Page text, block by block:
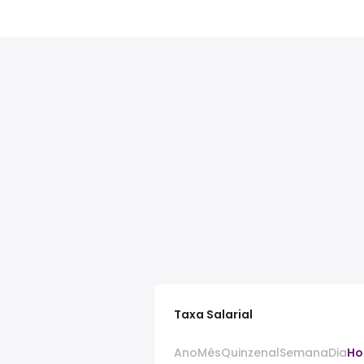
Taxa Salarial
AnoMêsQuinzenalSemanaDia